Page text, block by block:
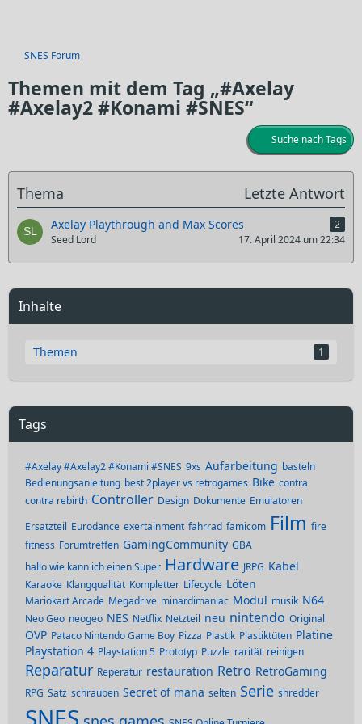
SNES Forum
Themen mit dem Tag „#Axelay
#Axelay2 #Konami #SNES“
Suche nach Tags
Thema Letzte Antwort
Axelay Playthrough and Max Scores
2
Seed Lord
17. April 2024 um 22:34
Inhalte
Themen 1
Tags
#Axelay #Axelay2 #Konami #SNES 9xs Aufarbeitung basteln
Bedienungsanleitung best 2player vs retrogames Bike contra
contra rebirth Controller Design Dokumente Emulatoren
Ersatzteil Eurodance exertainment fahrrad famicom Film fire
fitness Forumtreffen GamingCommunity GBA
hallo wie kann ich einen Super Hardware JRPG Kabel
Karaoke Klangqualität Kompletter Lifecycle Löten
Mariokart Arcade Megadrive minardimaniac Modul musik N64
Neo Geo neogeo NES Netflix Netzteil neu nintendo Original
OVP Pataco Nintendo Game Boy Pizza Plastik Plastiktüten Platine
Playstation 4 Playstation 5 Prototyp Puzzle rarität reinigen
Reparatur Reperatur restauration Retro RetroGaming
RPG Satz schrauben Secret of mana selten Serie shredder
SNES